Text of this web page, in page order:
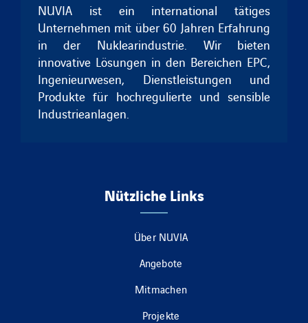
NUVIA ist ein international tätiges
Unternehmen mit über 60 Jahren Erfahrung
in der Nuklearindustrie. Wir bieten
innovative Lösungen in den Bereichen EPC,
Ingenieurwesen, Dienstleistungen und
Produkte für hochregulierte und sensible
Industrieanlagen.
Nützliche Links
Über NUVIA
Angebote
Mitmachen
Projekte